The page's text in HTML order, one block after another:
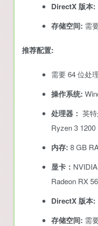
DirectX 版本:
存储空间: 需
推荐配置:
需要 64 位处
操作系统:
处理器： 英
Ryzen 3 1200
内存: 8 GB
显卡：
Radeon RX
DirectX 版本:
存储空间: 需